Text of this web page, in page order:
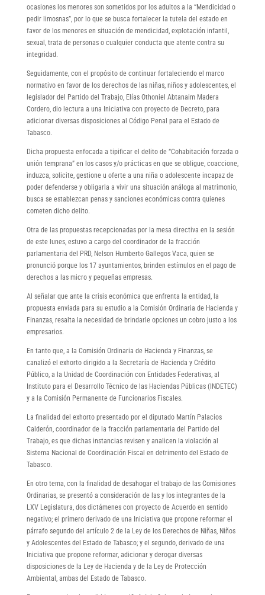
ocasiones los menores son sometidos por los adultos a la “Mendicidad o
pedir limosnas”, por lo que se busca fortalecer la tutela del estado en
favor de los menores en situación de mendicidad, explotación infantil,
sexual, trata de personas o cualquier conducta que atente contra su
integridad.
Seguidamente, con el propósito de continuar fortaleciendo el marco
normativo en favor de los derechos de las niñas, niños y adolescentes, el
legislador del Partido del Trabajo, Elías Othoniel Abtanaim Madera
Cordero, dio lectura a una Iniciativa con proyecto de Decreto, para
adicionar diversas disposiciones al Código Penal para el Estado de
Tabasco.
Dicha propuesta enfocada a tipificar el delito de “Cohabitación forzada o
unión temprana” en los casos y/o prácticas en que se obligue, coaccione,
induzca, solicite, gestione u oferte a una niña o adolescente incapaz de
poder defenderse y obligarla a vivir una situación análoga al matrimonio,
busca se establezcan penas y sanciones económicas contra quienes
cometen dicho delito.
Otra de las propuestas recepcionadas por la mesa directiva en la sesión
de este lunes, estuvo a cargo del coordinador de la fracción
parlamentaria del PRD, Nelson Humberto Gallegos Vaca, quien se
pronunció porque los 17 ayuntamientos, brinden estímulos en el pago de
derechos a las micro y pequeñas empresas.
Al señalar que ante la crisis económica que enfrenta la entidad, la
propuesta enviada para su estudio a la Comisión Ordinaria de Hacienda y
Finanzas, resalta la necesidad de brindarle opciones un cobro justo a los
empresarios.
En tanto que, a la Comisión Ordinaria de Hacienda y Finanzas, se
canalizó el exhorto dirigido a la Secretaría de Hacienda y Crédito
Público, a la Unidad de Coordinación con Entidades Federativas, al
Instituto para el Desarrollo Técnico de las Haciendas Públicas (INDETEC)
y a la Comisión Permanente de Funcionarios Fiscales.
La finalidad del exhorto presentado por el diputado Martín Palacios
Calderón, coordinador de la fracción parlamentaria del Partido del
Trabajo, es que dichas instancias revisen y analicen la violación al
Sistema Nacional de Coordinación Fiscal en detrimento del Estado de
Tabasco.
En otro tema, con la finalidad de desahogar el trabajo de las Comisiones
Ordinarias, se presentó a consideración de las y los integrantes de la
LXV Legislatura, dos dictámenes con proyecto de Acuerdo en sentido
negativo; el primero derivado de una Iniciativa que propone reformar el
párrafo segundo del artículo 2 de la Ley de los Derechos de Niñas, Niños
y Adolescentes del Estado de Tabasco; y el segundo, derivado de una
Iniciativa que propone reformar, adicionar y derogar diversas
disposiciones de la Ley de Hacienda y de la Ley de Protección
Ambiental, ambas del Estado de Tabasco.